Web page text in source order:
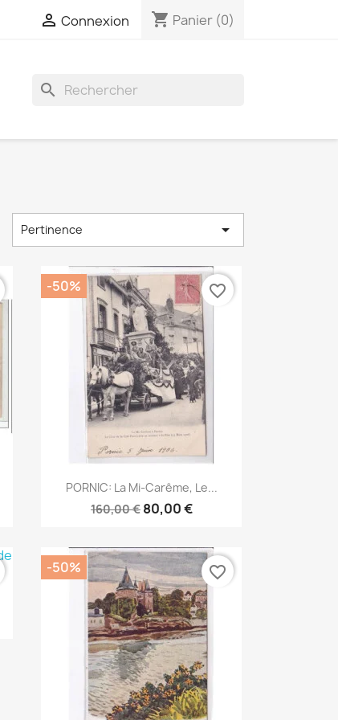
 Connexion shopping_cart Panier (0)
search
Pertinence 
Aperçu rapide
PORNIC: La Mi-Carême, Le...
160,00 € 80,00 €
-50% favorite_border
-50% favorite_border